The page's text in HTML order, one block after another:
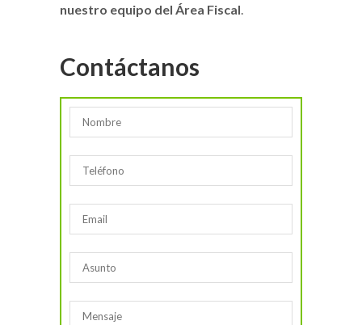
nuestro equipo del Área Fiscal.
Contáctanos